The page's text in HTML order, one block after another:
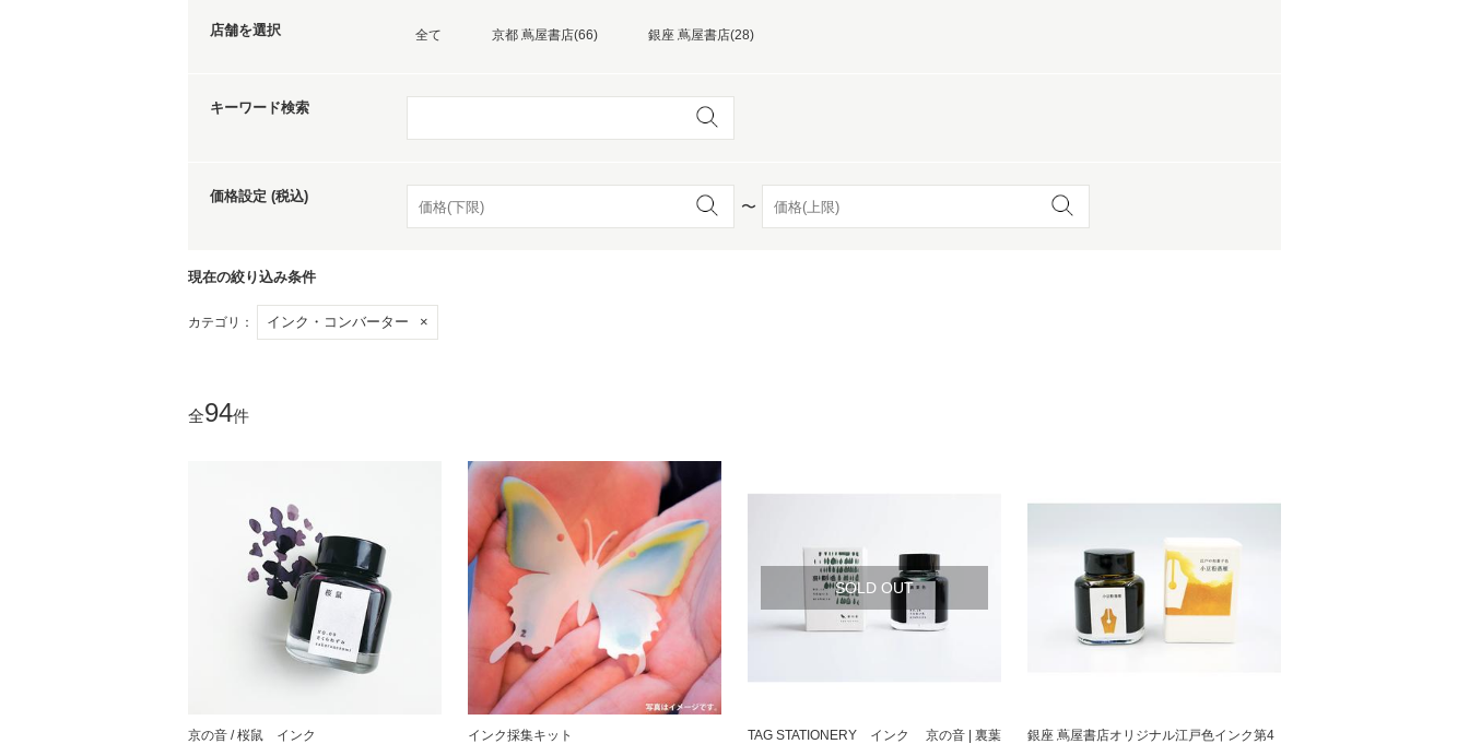
文具
家電
広島 蔦屋
書店
屋書店
店舗を選択 全て 京都 蔦屋書店(66) 銀座 蔦屋書店(28)
キーワード検索
価格設定 (税込)
〜
現在の絞り込み条件
カテゴリ： インク・コンバーター ×
全94件
京の音 / 桜鼠 インク インク採集キット
SOLD OUT
TAG STATIONERY インク 京の音 | 裏葉
銀座 蔦屋書店オリジナル江戸色インク第4